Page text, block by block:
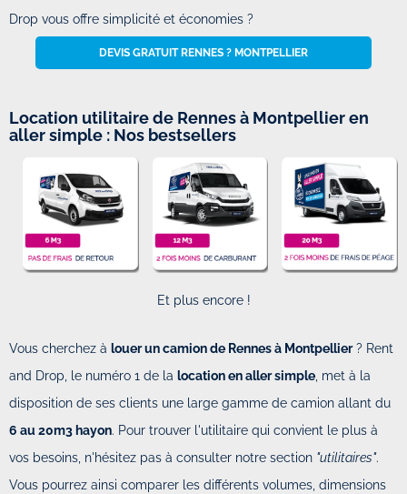
Drop vous offre simplicité et économies ?
DEVIS GRATUIT RENNES ? MONTPELLIER
Location utilitaire de Rennes à Montpellier en
aller simple : Nos bestsellers
Et plus encore !
Vous cherchez à louer un camion de Rennes à Montpellier? Rent
and Drop, le numéro 1 de la location en aller simple, met à la
disposition de ses clients une large gamme de camion allant du
6 au 20m3 hayon. Pour trouver l'utilitaire qui convient le plus à
vos besoins, n'hésitez pas à consulter notre section "utilitaires".
Vous pourrez ainsi comparer les différents volumes, dimensions